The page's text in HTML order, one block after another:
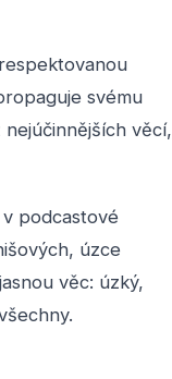
svému
věcí,
podcastové
úzce
věc: úzký,